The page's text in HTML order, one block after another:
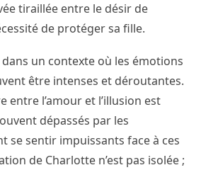
tiraillée entre le désir de
de protéger sa fille.
dans un contexte où les émotions
être intenses et déroutantes.
entre l’amour et l’illusion est
dépassés par les
se sentir impuissants face à ces
de Charlotte n’est pas isolée ;